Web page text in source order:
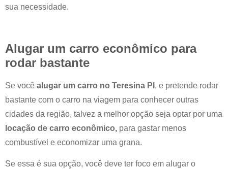
sua necessidade.
Alugar um carro econômico para
rodar bastante
Se você alugar um carro no Teresina PI , e pretende rodar
bastante com o carro na viagem para conhecer outras
cidades da região, talvez a melhor opção seja optar por uma
locação de carro econômico, para gastar menos
combustível e economizar uma grana.
Se essa é sua opção, você deve ter foco em alugar o